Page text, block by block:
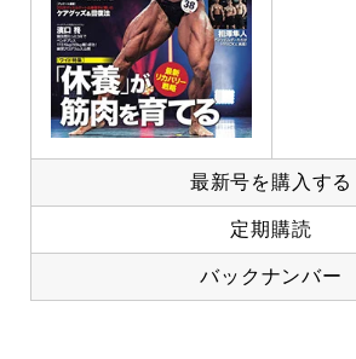
最新号を購入する
定期購読
バックナンバー